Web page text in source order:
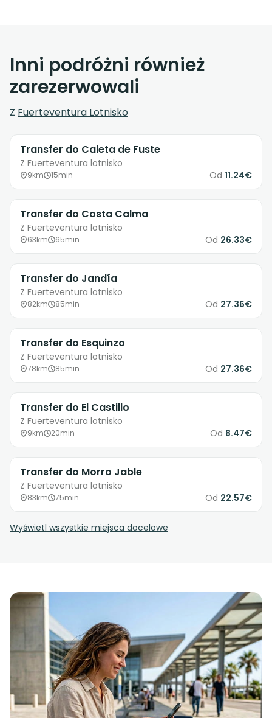
Inni podróżni również
zarezerwowali
Z Fuerteventura Lotnisko
Transfer do Caleta de Fuste
Z Fuerteventura lotnisko
9km 15min Od 11.24€
Transfer do Costa Calma
Z Fuerteventura lotnisko
63km 65min Od 26.33€
Transfer do Jandía
Z Fuerteventura lotnisko
82km 85min Od 27.36€
Transfer do Esquinzo
Z Fuerteventura lotnisko
78km 85min Od 27.36€
Transfer do El Castillo
Z Fuerteventura lotnisko
9km 20min Od 8.47€
Transfer do Morro Jable
Z Fuerteventura lotnisko
83km 75min Od 22.57€
Wyświetl wszystkie miejsca docelowe